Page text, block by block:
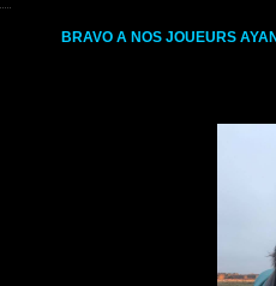
BRAVO A NOS JOUEURS